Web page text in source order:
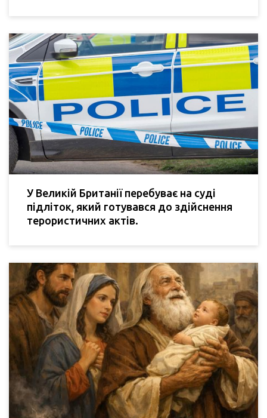
У Великій Британії перебуває на суді
підліток, який готувався до здійснення
терористичних актів.